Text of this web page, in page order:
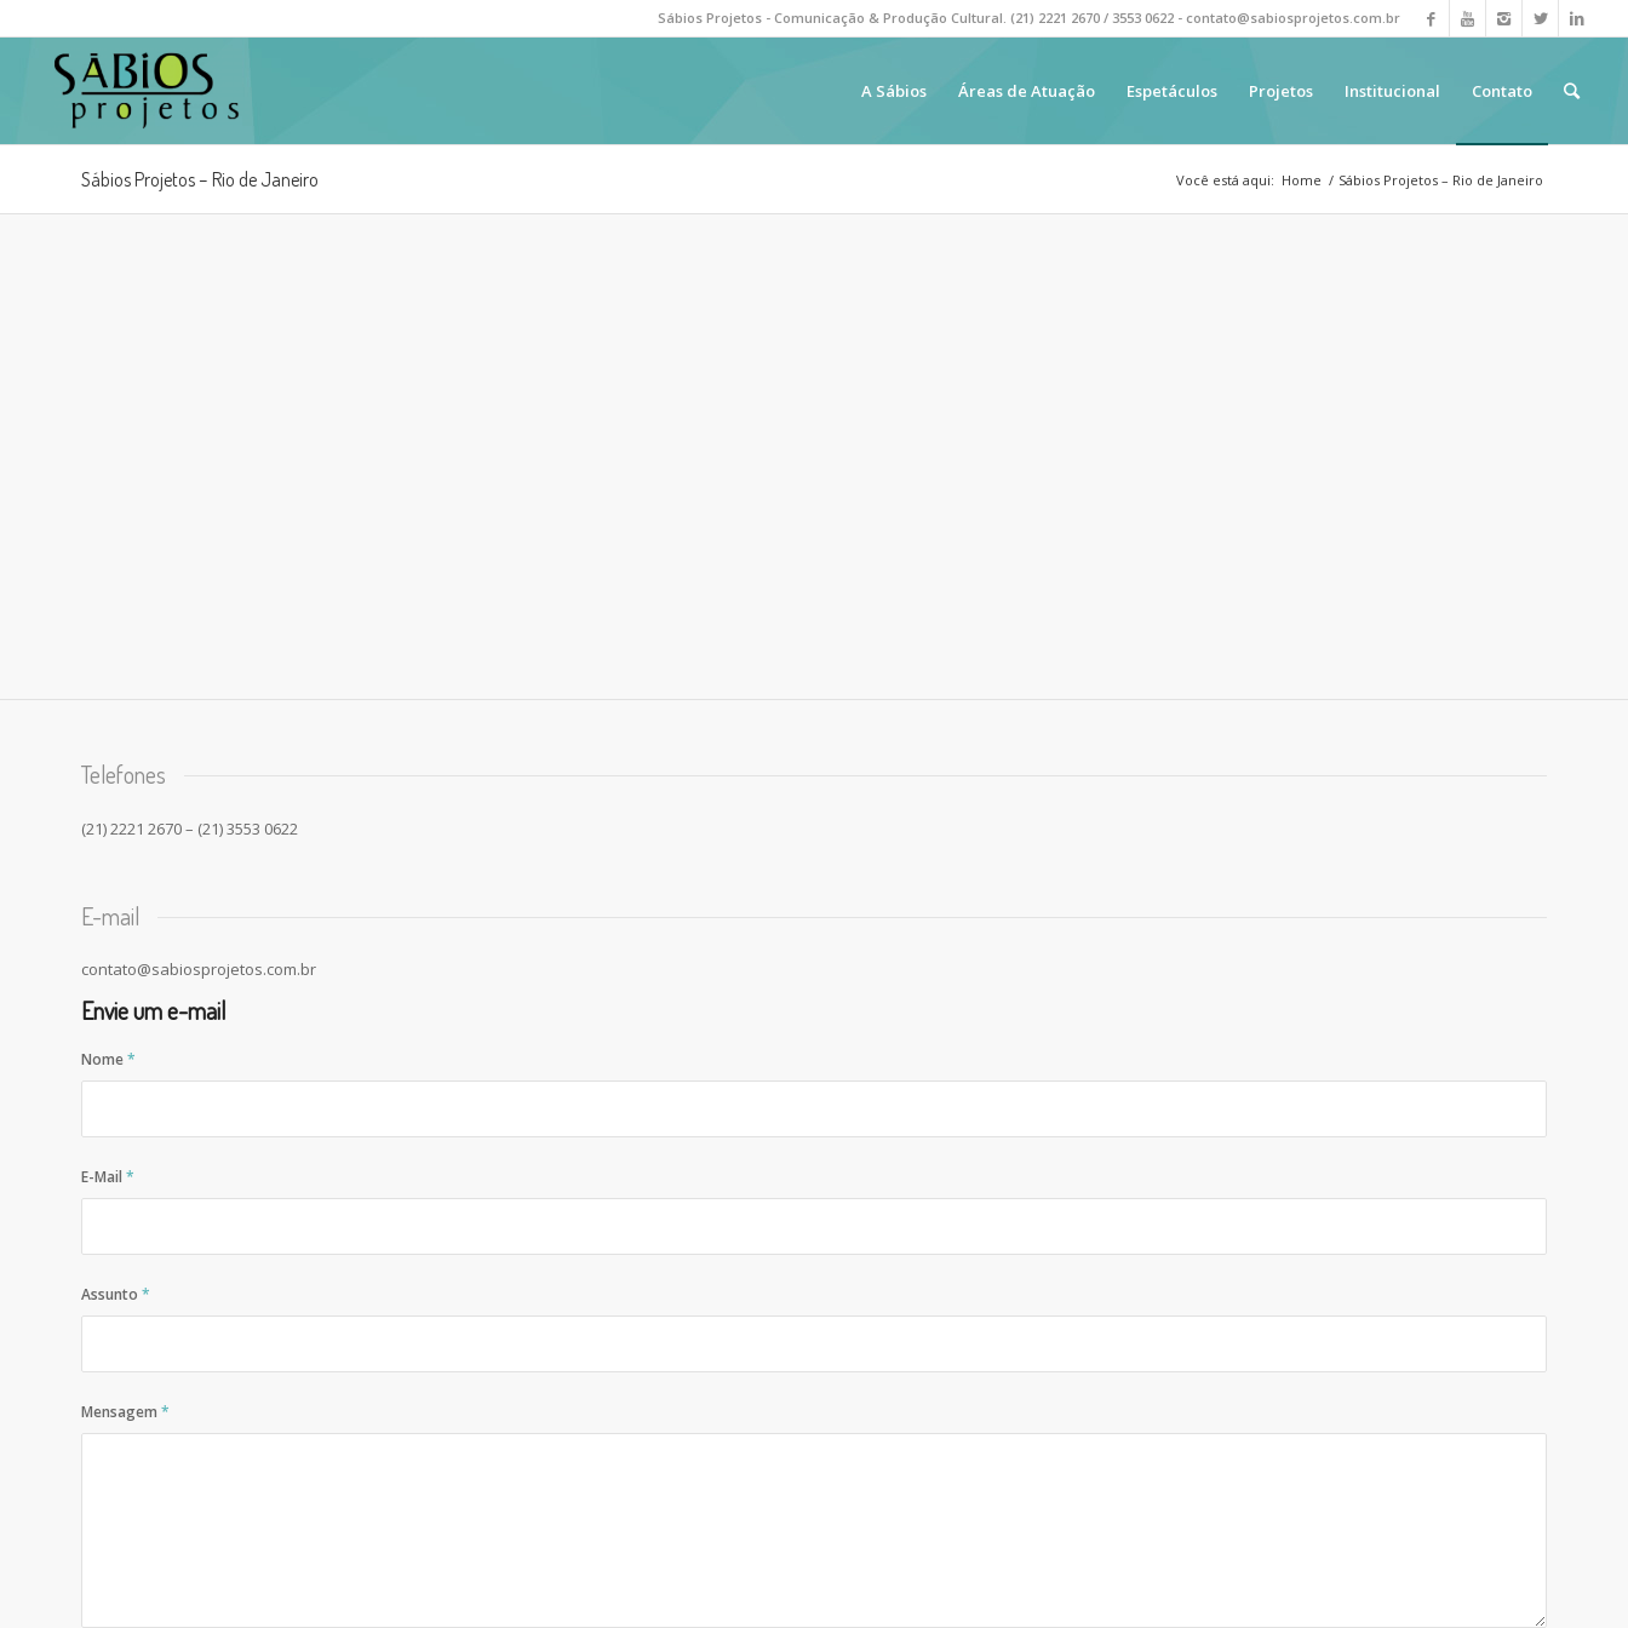
Sábios Projetos - Comunicação & Produção Cultural. (21) 2221 2670 / 3553 0622 - contato@sabiosprojetos.com.br
A Sábios Áreas de Atuação Espetáculos Projetos Institucional Contato
Sábios Projetos – Rio de Janeiro Você está aqui: Home / Sábios Projetos – Rio de Janeiro
Telefones
(21) 2221 2670 – (21) 3553 0622
E-mail
contato@sabiosprojetos.com.br
Envie um e-mail
Nome*
E-Mail *
Assunto *
Mensagem *